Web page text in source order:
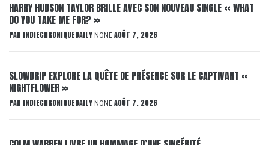
HARRY HUDSON TAYLOR BRILLE AVEC SON NOUVEAU SINGLE « WHAT
DO YOU TAKE ME FOR? »
PAR INDIECHRONIQUEDAILY NONE AOÛT 7, 2026
SLOWDRIP EXPLORE LA QUÊTE DE PRÉSENCE SUR LE CAPTIVANT «
NIGHTFLOWER »
PAR INDIECHRONIQUEDAILY NONE AOÛT 7, 2026